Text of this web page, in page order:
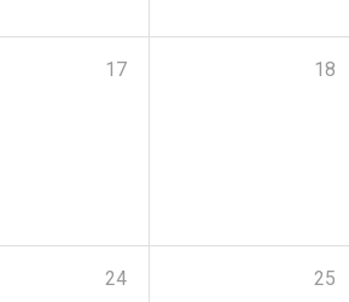
17 18
24 25